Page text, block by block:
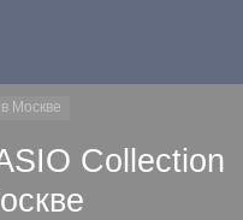
Москве
Collection